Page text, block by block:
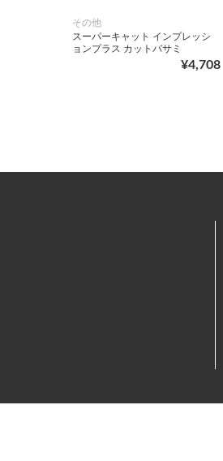
その他
スーパーキャット インプレッシ
ョンプラス カットバサミ
¥4,708